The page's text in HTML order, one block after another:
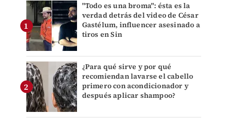
"Todo es una broma": ésta es la
verdad detrás del video de César
Gastélum, influencer asesinado a
tiros en Sin
¿Para qué sirve y por qué
recomiendan lavarse el cabello
primero con acondicionador y
después aplicar shampoo?